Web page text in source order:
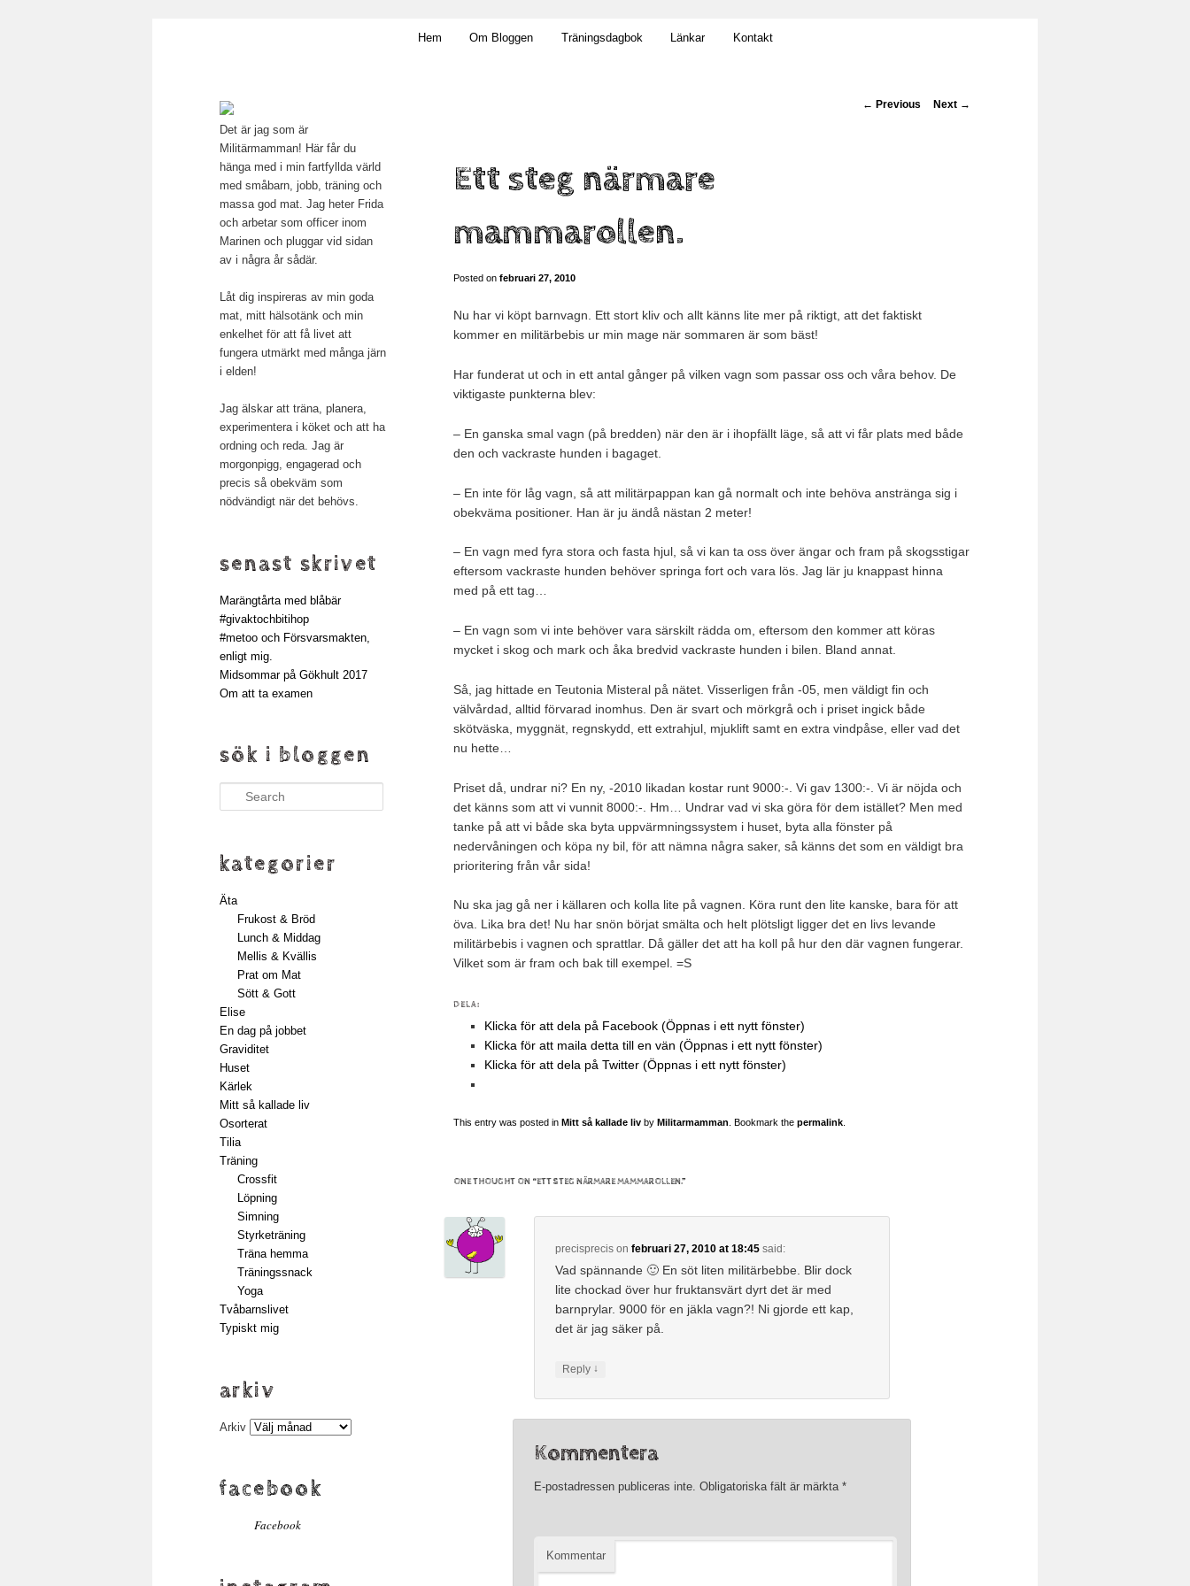
Mamma, militär och märkbart obekväm
Hem Om Bloggen Träningsdagbok Länkar Kontakt
Post navigation
← Previous Next →
Ett steg närmare
mammarollen.
Posted on februari 27, 2010
Nu har vi köpt barnvagn. Ett stort kliv och allt känns lite mer på riktigt, att det faktiskt
kommer en militärbebis ur min mage när sommaren är som bäst!
Har funderat ut och in ett antal gånger på vilken vagn som passar oss och våra behov. De
viktigaste punkterna blev:
– En ganska smal vagn (på bredden) när den är i ihopfällt läge, så att vi får plats med både
den och vackraste hunden i bagaget.
– En inte för låg vagn, så att militärpappan kan gå normalt och inte behöva anstränga sig i
obekväma positioner. Han är ju ändå nästan 2 meter!
– En vagn med fyra stora och fasta hjul, så vi kan ta oss över ängar och fram på skogsstigar
eftersom vackraste hunden behöver springa fort och vara lös. Jag lär ju knappast hinna
med på ett tag…
– En vagn som vi inte behöver vara särskilt rädda om, eftersom den kommer att köras
mycket i skog och mark och åka bredvid vackraste hunden i bilen. Bland annat.
Så, jag hittade en Teutonia Misteral på nätet. Visserligen från -05, men väldigt fin och
välvårdad, alltid förvarad inomhus. Den är svart och mörkgrå och i priset ingick både
skötväska, myggnät, regnskydd, ett extrahjul, mjuklift samt en extra vindpåse, eller vad det
nu hette…
Priset då, undrar ni? En ny, -2010 likadan kostar runt 9000:-. Vi gav 1300:-. Vi är nöjda och
det känns som att vi vunnit 8000:-. Hm… Undrar vad vi ska göra för dem istället? Men med
tanke på att vi både ska byta uppvärmningssystem i huset, byta alla fönster på
nedervåningen och köpa ny bil, för att nämna några saker, så känns det som en väldigt bra
prioritering från vår sida!
Nu ska jag gå ner i källaren och kolla lite på vagnen. Köra runt den lite kanske, bara för att
öva. Lika bra det! Nu har snön börjat smälta och helt plötsligt ligger det en livs levande
militärbebis i vagnen och sprattlar. Då gäller det att ha koll på hur den där vagnen fungerar.
Vilket som är fram och bak till exempel. =S
DELA:
Klicka för att dela på Facebook (Öppnas i ett nytt fönster)
Klicka för att maila detta till en vän (Öppnas i ett nytt fönster)
Klicka för att dela på Twitter (Öppnas i ett nytt fönster)
This entry was posted in Mitt så kallade liv by Militarmamman . Bookmark the permalink
ONE THOUGHT ON “ETT STEG NÄRMARE MAMMAROLLEN.”
precisprecison februari 27, 2010 at 18:45 said:
Vad spännande 🙂 En söt liten militärbebbe. Blir dock
lite chockad över hur fruktansvärt dyrt det är med
barnprylar. 9000 för en jäkla vagn?! Ni gjorde ett kap,
det är jag säker på.
Reply ↓
Kommentera
E-postadressen publiceras inte. Obligatoriska fält är märkta *
Kommentar
Det är jag som är
Militärmamman! Här får du
hänga med i min fartfyllda värld
med småbarn, jobb, träning och
massa god mat. Jag heter Frida
och arbetar som officer inom
Marinen och pluggar vid sidan
av i några år sådär.
Låt dig inspireras av min goda
mat, mitt hälsotänk och min
enkelhet för att få livet att
fungera utmärkt med många järn
i elden!
Jag älskar att träna, planera,
experimentera i köket och att ha
ordning och reda. Jag är
morgonpigg, engagerad och
precis så obekväm som
nödvändigt när det behövs.
senast skrivet
Marängtårta med blåbär
#givaktochbitihop
#metoo och Försvarsmakten,
enligt mig.
Midsommar på Gökhult 2017
Om att ta examen
sök i bloggen
Search
kategorier
Äta
Frukost & Bröd
Lunch & Middag
Mellis & Kvällis
Prat om Mat
Sött & Gott
Elise
En dag på jobbet
Graviditet
Huset
Kärlek
Mitt så kallade liv
Osorterat
Tilia
Träning
Crossfit
Löpning
Simning
Styrketräning
Träna hemma
Träningssnack
Yoga
Tvåbarnslivet
Typiskt mig
arkiv
Arkiv
facebook
Facebook